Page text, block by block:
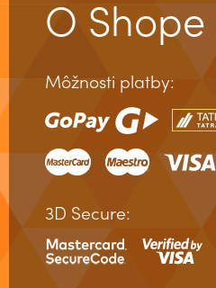
O Shope
Môžnosti platby:
3D Secure: